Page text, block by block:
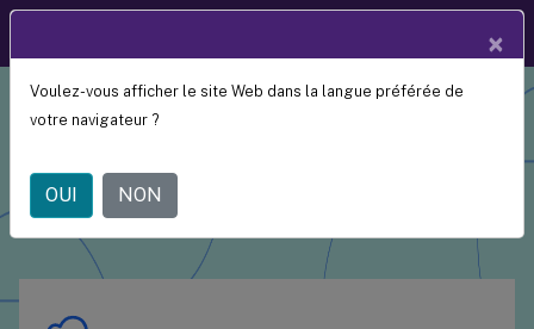
×
Voulez-vous afficher le site Web dans la langue préférée de
votre navigateur ?
OUI NON